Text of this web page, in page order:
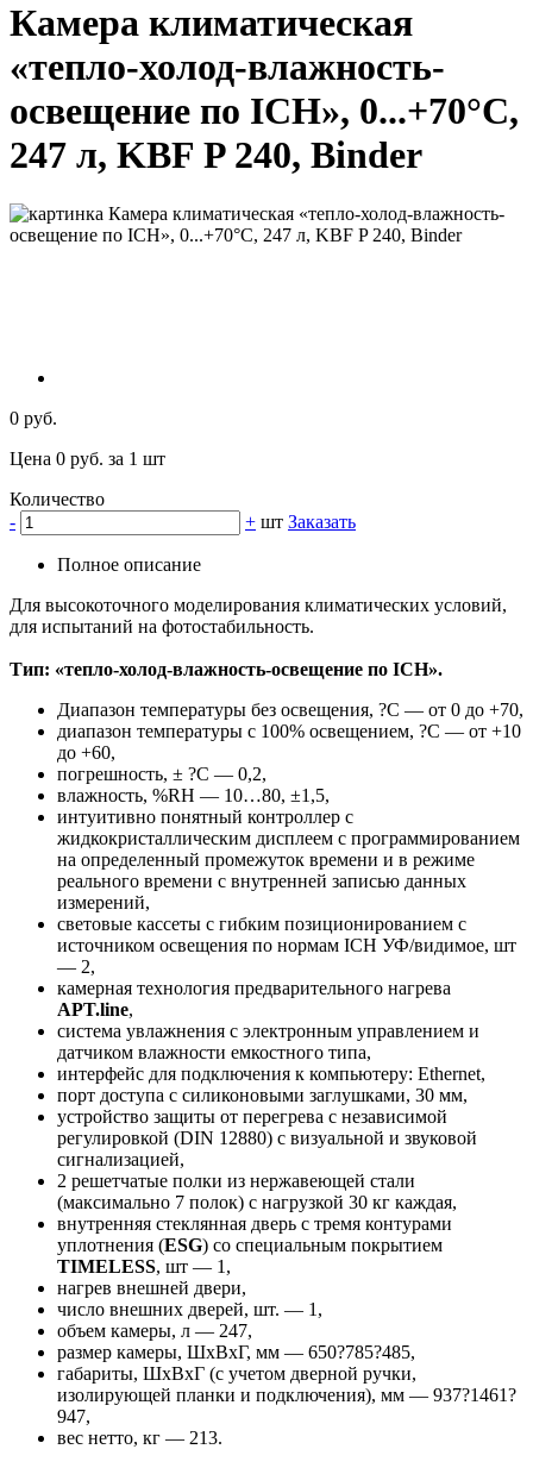
Камера климатическая
«тепло-холод-влажность-
освещение по ICH», 0...+70°С,
247 л, KBF P 240, Binder
0 руб.
Цена 0 руб. за 1 шт
Количество
-
+ шт Заказать
Полное описание
Для высокоточного моделирования климатических условий,
для испытаний на фотостабильность.
Тип: «тепло-холод-влажность-освещение по ICH».
Диапазон температуры без освещения, ?С — от 0 до +70,
диапазон температуры с 100% освещением, ?С — от +10
до +60,
погрешность, ± ?С — 0,2,
влажность, %RH — 10…80, ±1,5,
интуитивно понятный контроллер с
жидкокристаллическим дисплеем с программированием
на определенный промежуток времени и в режиме
реального времени с внутренней записью данных
измерений,
световые кассеты с гибким позиционированием с
источником освещения по нормам ICH УФ/видимое, шт
— 2,
камерная технология предварительного нагрева
APT.line,
система увлажнения с электронным управлением и
датчиком влажности емкостного типа,
интерфейс для подключения к компьютеру: Ethernet,
порт доступа с силиконовыми заглушками, 30 мм,
устройство защиты от перегрева с независимой
регулировкой (DIN 12880) с визуальной и звуковой
сигнализацией,
2 решетчатые полки из нержавеющей стали
(максимально 7 полок) с нагрузкой 30 кг каждая,
внутренняя стеклянная дверь с тремя контурами
уплотнения (ESG) со специальным покрытием
TIMELESS, шт — 1,
нагрев внешней двери,
число внешних дверей, шт. — 1,
объем камеры, л — 247,
размер камеры, ШхВхГ, мм — 650?785?485,
габариты, ШхВхГ (с учетом дверной ручки,
изолирующей планки и подключения), мм — 937?1461?
947,
вес нетто, кг — 213.